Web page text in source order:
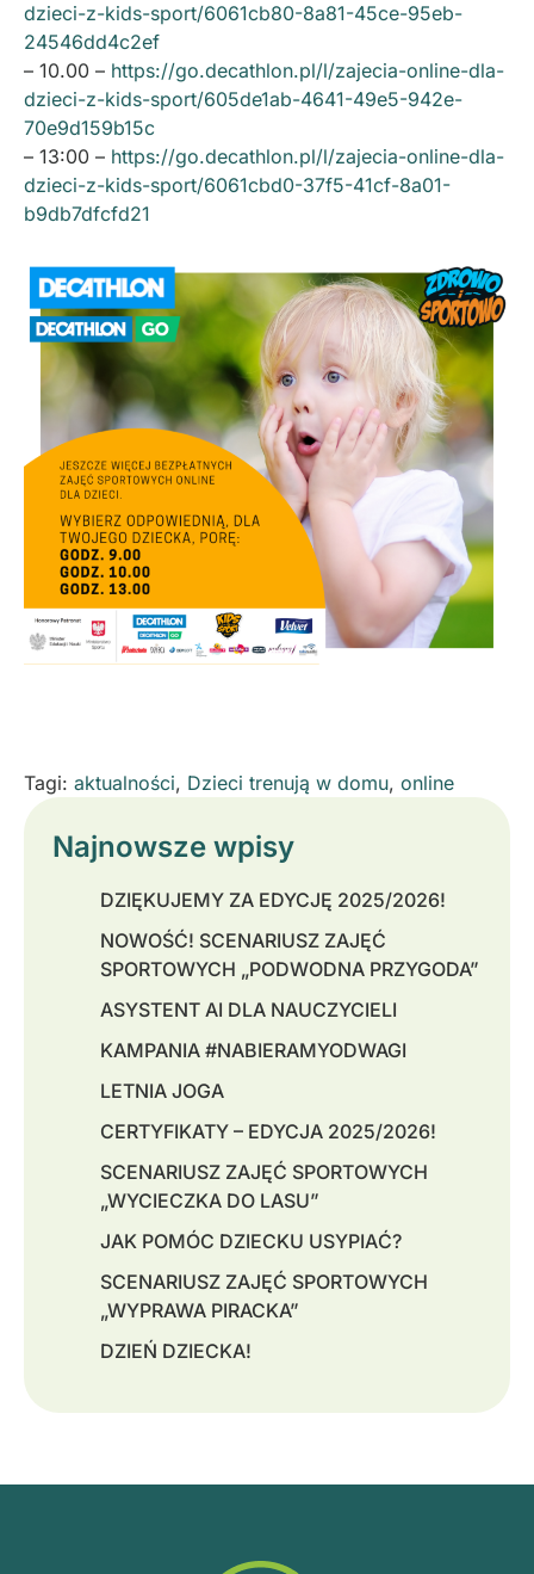
dzieci-z-kids-sport/6061cb80-8a81-45ce-95eb-
24546dd4c2ef
– 10.00 – https://go.decathlon.pl/l/zajecia-online-dla-
dzieci-z-kids-sport/605de1ab-4641-49e5-942e-
70e9d159b15c
– 13:00 – https://go.decathlon.pl/l/zajecia-online-dla-
dzieci-z-kids-sport/6061cbd0-37f5-41cf-8a01-
b9db7dfcfd21
Tagi: aktualności, Dzieci trenują w domu, online
Najnowsze wpisy
DZIĘKUJEMY ZA EDYCJĘ 2025/2026!
NOWOŚĆ! SCENARIUSZ ZAJĘĆ
SPORTOWYCH „PODWODNA PRZYGODA”
ASYSTENT AI DLA NAUCZYCIELI
KAMPANIA #NABIERAMYODWAGI
LETNIA JOGA
CERTYFIKATY – EDYCJA 2025/2026!
SCENARIUSZ ZAJĘĆ SPORTOWYCH
„WYCIECZKA DO LASU”
JAK POMÓC DZIECKU USYPIAĆ?
SCENARIUSZ ZAJĘĆ SPORTOWYCH
„WYPRAWA PIRACKA”
DZIEŃ DZIECKA!